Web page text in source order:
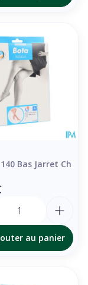
Bas Jarret Ch
au panier